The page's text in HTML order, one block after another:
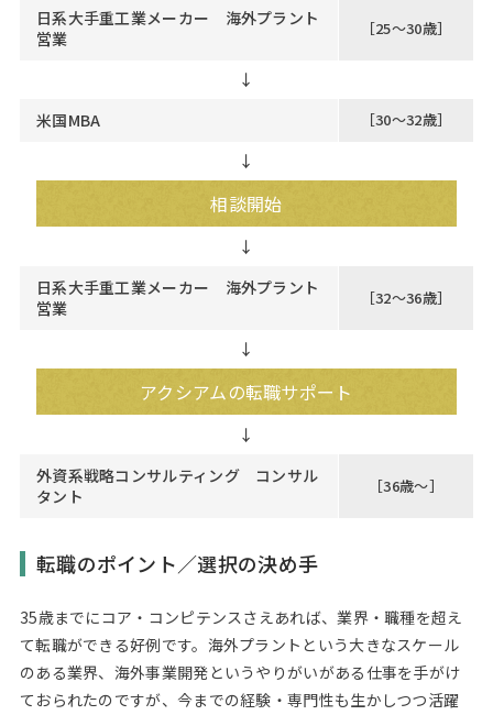
日系大手重工業メーカー 海外プラント
営業
［25～30歳］
↓
米国MBA
［30～32歳］
↓
相談開始
日系大手重工業メーカー 海外プラント
営業
［32～36歳］
↓
アクシアムの転職サポート
外資系戦略コンサルティング コンサル
タント
［36歳～］
転職のポイント／選択の決め手
35歳までにコア・コンピテンスさえあれば、業界・職種を超え
て転職ができる好例です。海外プラントという大きなスケール
のある業界、海外事業開発というやりがいがある仕事を手がけ
ておられたのですが、今までの経験・専門性も生かしつつ活躍